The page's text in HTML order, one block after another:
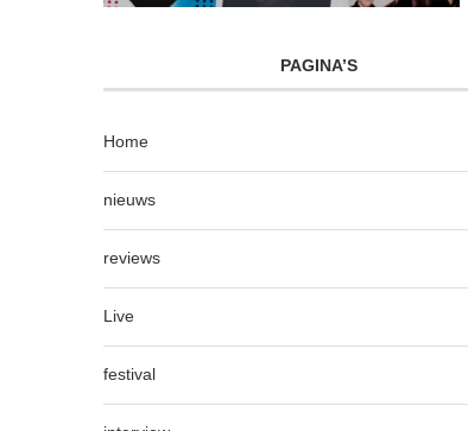
PAGINA’S
Home
nieuws
reviews
Live
festival